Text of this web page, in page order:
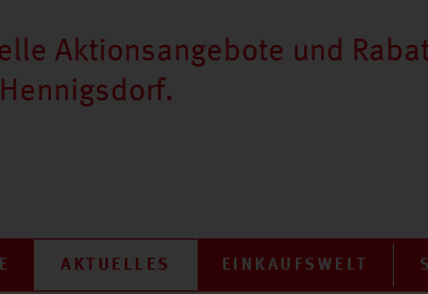
Aktionsangebote und
AKTUELLES EINKAUFSWELT